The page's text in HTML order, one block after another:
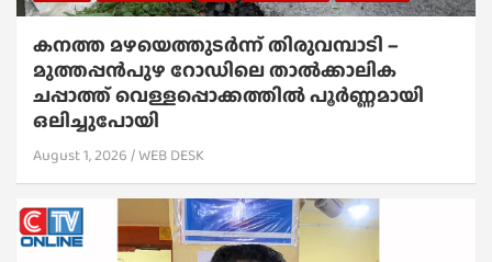
കനത്ത മഴയെത്തുടർന്ന് തിരുവമ്പാടി –
മുത്തപ്പൻപുഴ റോഡിലെ താൽക്കാലിക
ചപ്പാത്ത് വെള്ളപ്പൊക്കത്തിൽ പൂർണ്ണമായി
ഒലിച്ചുപോയി
August 1, 2026 WEB DESK